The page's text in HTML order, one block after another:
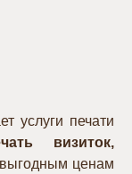
услуги печати
визиток,
ценам